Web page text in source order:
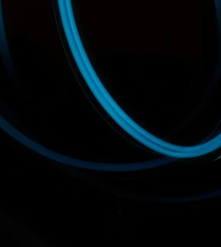
Discuter de mon projet
SCOP
depuis 1956
59 coopérateurs engagés pour la qualité de vos